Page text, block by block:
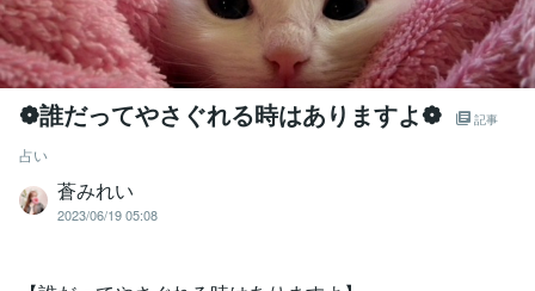
❁誰だってやさぐれる時はありますよ❁ 記事
占い
蒼みれい
2023/06/19 05:08